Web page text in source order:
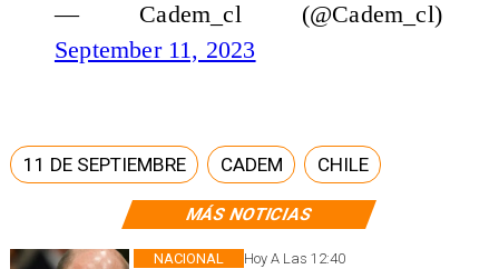
MÁS NOTICIAS
Hoy A Las 12:40
NACIONAL
— Cadem_cl (@Cadem_cl)
September 11, 2023
11 DE SEPTIEMBRE CADEM CHILE